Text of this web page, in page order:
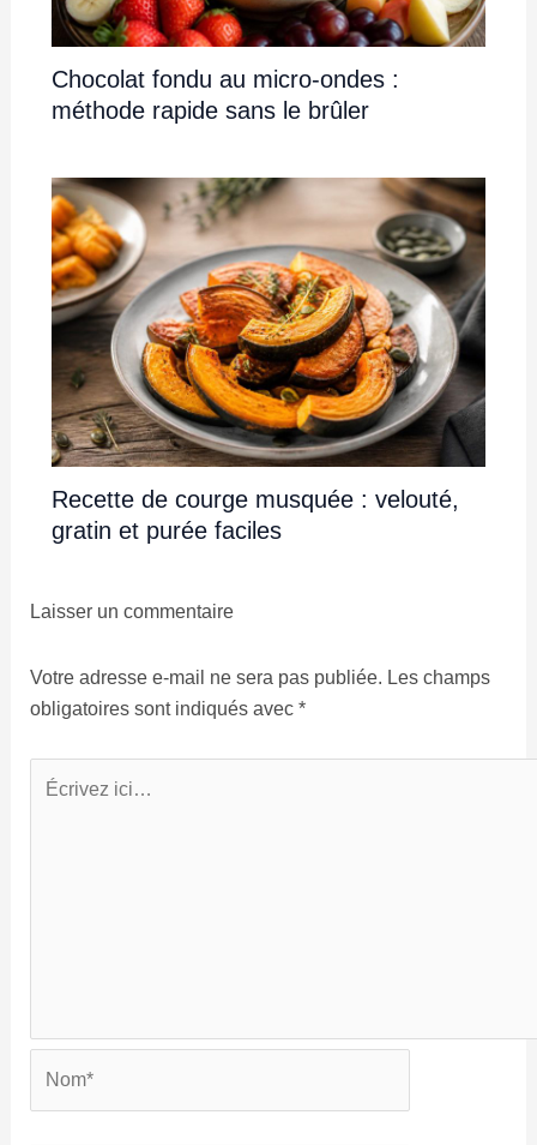
Chocolat fondu au micro-ondes :
méthode rapide sans le brûler
Recette de courge musquée : velouté,
gratin et purée faciles
Laisser un commentaire
Votre adresse e-mail ne sera pas publiée. Les champs
obligatoires sont indiqués avec *